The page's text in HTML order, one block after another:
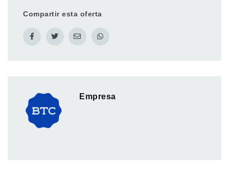
Compartir esta oferta
Empresa